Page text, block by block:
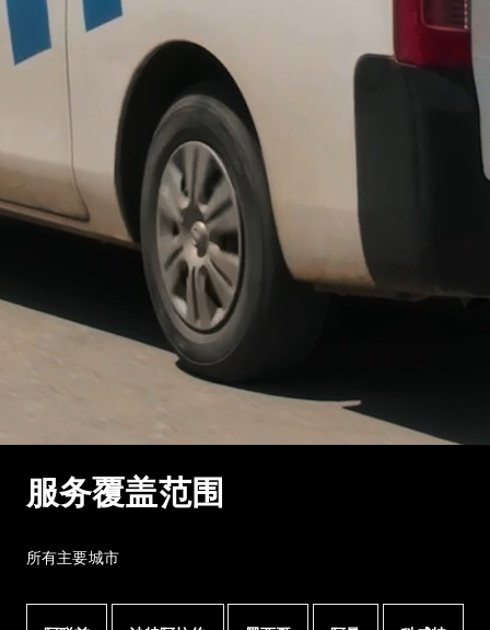
服务覆盖范围
所有主要城市